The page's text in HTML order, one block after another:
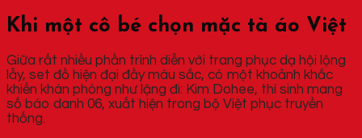
Khi một cô bé chọn mặc tà áo Việt
Giữa rất nhiều phần trình diễn với trang phục dạ hội lộng
lẫy, set đồ hiện đại đầy màu sắc, có một khoảnh khắc
khiến khán phòng như lặng đi: Kim Dohee, thí sinh mang
số báo danh 06, xuất hiện trong bộ Việt phục truyền
thống.